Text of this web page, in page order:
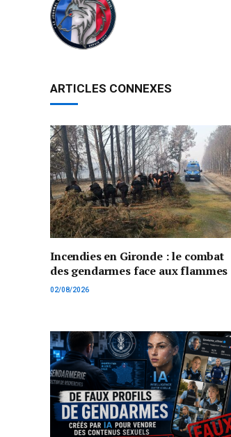
ARTICLES CONNEXES
Incendies en Gironde : le combat
des gendarmes face aux flammes
02/08/2026